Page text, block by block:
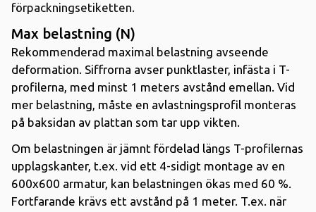
förpackningsetiketten.
Max belastning (N)
Rekommenderad maximal belastning avseende
deformation. Siffrorna avser punktlaster, infästa i T-
profilerna, med minst 1 meters avstånd emellan. Vid
mer belastning, måste en avlastningsprofil monteras
på baksidan av plattan som tar upp vikten.
Om belastningen är jämnt fördelad längs T-profilernas
upplagskanter, t.ex. vid ett 4-sidigt montage av en
600x600 armatur, kan belastningen ökas med 60 %.
Fortfarande krävs ett avstånd på 1 meter. T.ex. när